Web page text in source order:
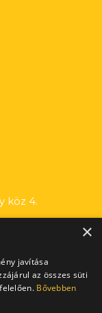
köz 4.
×
javítása
az összes süti
Bővebben